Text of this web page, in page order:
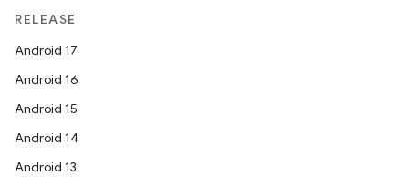
RELEASE
Android 17
Android 16
Android 15
Android 14
Android 13